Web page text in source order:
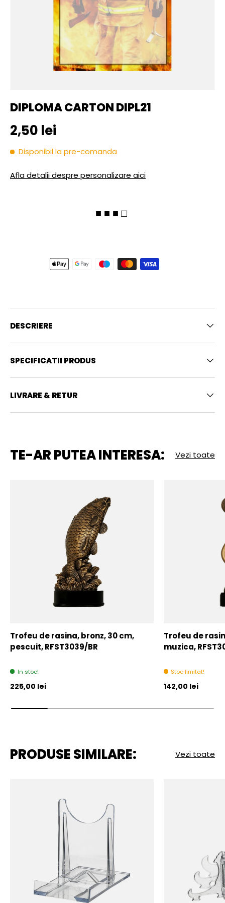
DIPLOMA CARTON DIPL21
Pret initial
2,50 lei
Disponibil la pre-comanda
Afla detalii despre personalizare aici
■ ■ ■ □
DESCRIERE
SPECIFICATII PRODUS
LIVRARE & RETUR
TE-AR PUTEA INTERESA: Vezi toate
Trofeu de rasina, bronz, 30 cm,
pescuit, RFST3039/BR
In stoc!
Pret initial
225,00 lei
Trofeu de
muzica,
Stoc limitat!
Pret initial
142,00 lei
PRODUSE SIMILARE: Vezi toate